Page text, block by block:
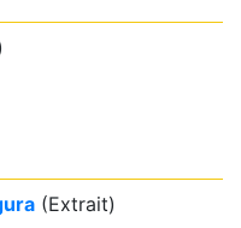
(Extrait)